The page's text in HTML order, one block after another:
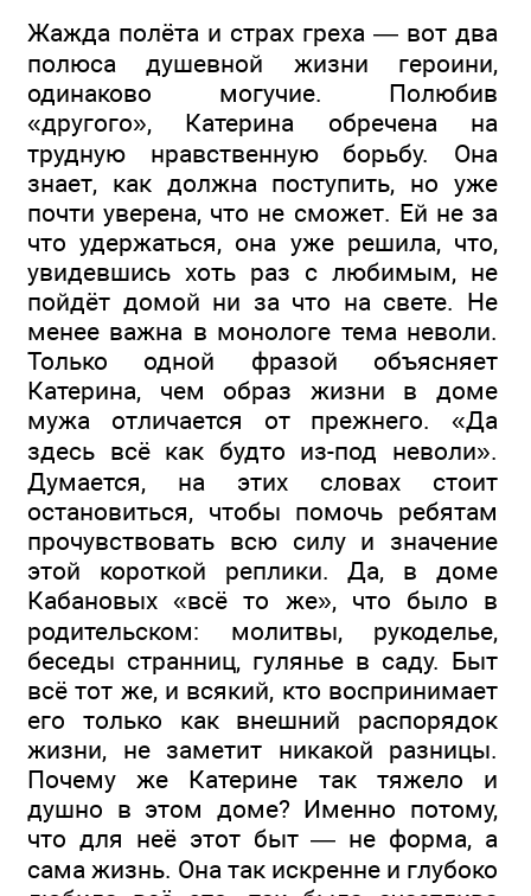
Жажда полёта и страх греха — вот два
полюса душевной жизни героини,
одинаково могучие. Полюбив
«другого», Катерина обречена на
трудную нравственную борьбу. Она
знает, как должна поступить, но уже
почти уверена, что не сможет. Ей не за
что удержаться, она уже решила, что,
увидевшись хоть раз с любимым, не
пойдёт домой ни за что на свете. Не
менее важна в монологе тема неволи.
Только одной фразой объясняет
Катерина, чем образ жизни в доме
мужа отличается от прежнего. «Да
здесь всё как будто из-под неволи».
Думается, на этих словах стоит
остановиться, чтобы помочь ребятам
прочувствовать всю силу и значение
этой короткой реплики. Да, в доме
Кабановых «всё то же», что было в
родительском: молитвы, рукоделье,
беседы странниц, гулянье в саду. Быт
всё тот же, и всякий, кто воспринимает
его только как внешний распорядок
жизни, не заметит никакой разницы.
Почему же Катерине так тяжело и
душно в этом доме? Именно потому,
что для неё этот быт — не форма, а
сама жизнь. Она так искренне и глубоко